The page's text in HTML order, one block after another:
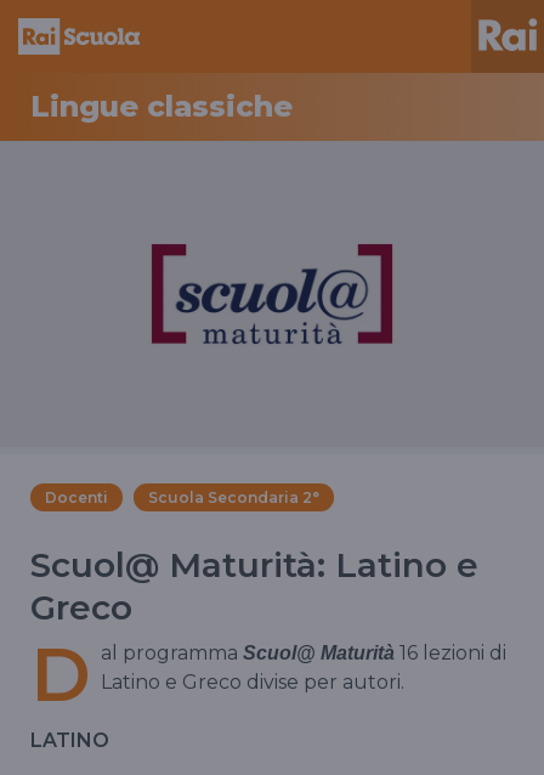
Lingue classiche
Docenti Scuola Secondaria 2°
Scuol@ Maturità: Latino e
Greco
D al programma Scuol@ Maturità 16 lezioni di
Latino e Greco divise per autori.
LATINO